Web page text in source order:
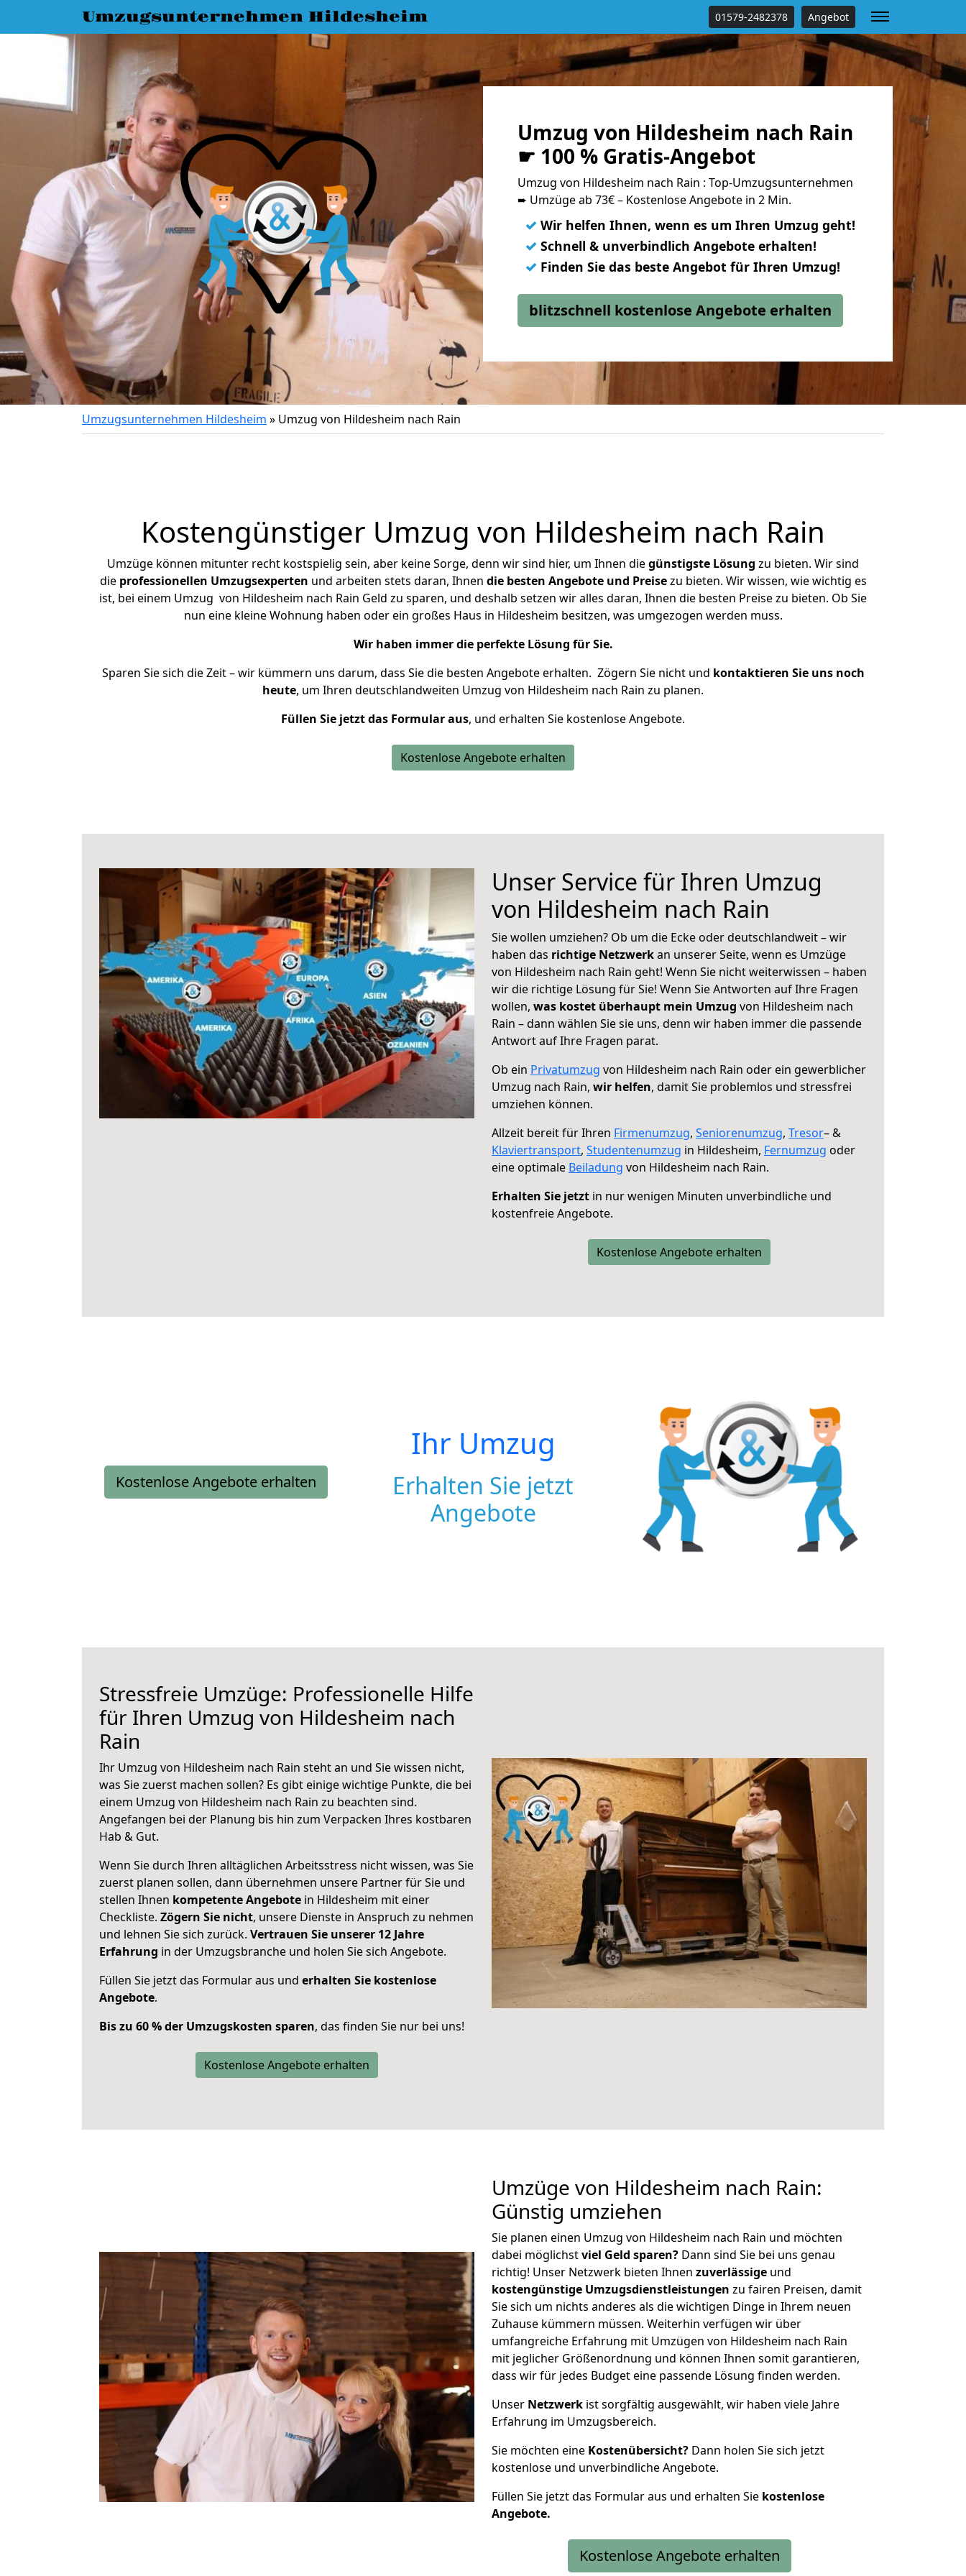
Umzugsunternehmen Hildesheim 01579-2482378 Angebot
Umzug von Hildesheim nach Rain
☛ 100 % Gratis-Angebot
Umzug von Hildesheim nach Rain : Top-Umzugsunternehmen
➨ Umzüge ab 73€ – Kostenlose Angebote in 2 Min.
✓ Wir helfen Ihnen, wenn es um Ihren Umzug geht!
✓ Schnell & unverbindlich Angebote erhalten!
✓ Finden Sie das beste Angebot für Ihren Umzug!
blitzschnell kostenlose Angebote erhalten
Umzugsunternehmen Hildesheim » Umzug von Hildesheim nach Rain
Kostengünstiger Umzug von Hildesheim nach Rain
Umzüge können mitunter recht kostspielig sein, aber keine Sorge, denn wir sind hier, um Ihnen diegünstigste Lösung zu bieten. Wir sind
die professionellen Umzugsexperten und arbeiten stets daran, Ihnen die besten Angebote und Preisezu bieten. Wir wissen, wie wichtig es
ist, bei einem Umzug von Hildesheim nach Rain Geld zu sparen, und deshalb setzen wir alles daran, Ihnen die besten Preise zu bieten. Ob Sie
nun eine kleine Wohnung haben oder ein großes Haus in Hildesheim besitzen, was umgezogen werden muss.
Wir haben immer die perfekte Lösung für Sie.
Sparen Sie sich die Zeit – wir kümmern uns darum, dass Sie die besten Angebote erhalten. Zögern Sie nicht und kontaktieren Sie uns noch
heute, um Ihren deutschlandweiten Umzug von Hildesheim nach Rain zu planen.
Füllen Sie jetzt das Formular aus, und erhalten Sie kostenlose Angebote.
Kostenlose Angebote erhalten
Unser Service für Ihren Umzug
von Hildesheim nach Rain
Sie wollen umziehen? Ob um die Ecke oder deutschlandweit – wir
haben das richtige Netzwerkan unserer Seite, wenn es Umzüge
von Hildesheim nach Rain geht! Wenn Sie nicht weiterwissen – haben
wir die richtige Lösung für Sie! Wenn Sie Antworten auf Ihre Fragen
wollen, was kostet überhaupt mein Umzug von Hildesheim nach
Rain – dann wählen Sie sie uns, denn wir haben immer die passende
Antwort auf Ihre Fragen parat.
Ob ein Privatumzug von Hildesheim nach Rain oder ein gewerblicher
Umzug nach Rain, wir helfen, damit Sie problemlos und stressfrei
umziehen können.
Allzeit bereit für Ihren Firmenumzug, Seniorenumzug, Tresor– &
Klaviertransport, Studentenumzug in Hildesheim, Fernumzug oder
eine optimale Beiladung von Hildesheim nach Rain.
Erhalten Sie jetzt in nur wenigen Minuten unverbindliche und
kostenfreie Angebote.
Kostenlose Angebote erhalten
Kostenlose Angebote erhalten
Ihr Umzug
Erhalten Sie jetzt
Angebote
Stressfreie Umzüge: Professionelle Hilfe
für Ihren Umzug von Hildesheim nach
Rain
Ihr Umzug von Hildesheim nach Rain steht an und Sie wissen nicht,
was Sie zuerst machen sollen? Es gibt einige wichtige Punkte, die bei
einem Umzug von Hildesheim nach Rain zu beachten sind.
Angefangen bei der Planung bis hin zum Verpacken Ihres kostbaren
Hab & Gut.
Wenn Sie durch Ihren alltäglichen Arbeitsstress nicht wissen, was Sie
zuerst planen sollen, dann übernehmen unsere Partner für Sie und
stellen Ihnen kompetente Angebote in Hildesheim mit einer
Checkliste. Zögern Sie nicht, unsere Dienste in Anspruch zu nehmen
und lehnen Sie sich zurück. Vertrauen Sie unserer 12 Jahre
Erfahrung in der Umzugsbranche und holen Sie sich Angebote.
Füllen Sie jetzt das Formular aus und erhalten Sie kostenlose
Angebote.
Bis zu 60 % der Umzugskosten sparen, das finden Sie nur bei uns!
Kostenlose Angebote erhalten
Umzüge von Hildesheim nach Rain:
Günstig umziehen
Sie planen einen Umzug von Hildesheim nach Rain und möchten
dabei möglichstviel Geld sparen? Dann sind Sie bei uns genau
richtig! Unser Netzwerk bieten Ihnen zuverlässige und
kostengünstige Umzugsdienstleistungen zu fairen Preisen, damit
Sie sich um nichts anderes als die wichtigen Dinge in Ihrem neuen
Zuhause kümmern müssen. Weiterhin verfügen wir über
umfangreiche Erfahrung mit Umzügen von Hildesheim nach Rain
mit jeglicher Größenordnung und können Ihnen somit garantieren,
dass wir für jedes Budget eine passende Lösung finden werden.
Unser Netzwerk ist sorgfältig ausgewählt, wir haben viele Jahre
Erfahrung im Umzugsbereich.
Sie möchten eine Kostenübersicht? Dann holen Sie sich jetzt
kostenlose und unverbindliche Angebote.
Füllen Sie jetzt das Formular aus und erhalten Sie kostenlose
Angebote.
Kostenlose Angebote erhalten